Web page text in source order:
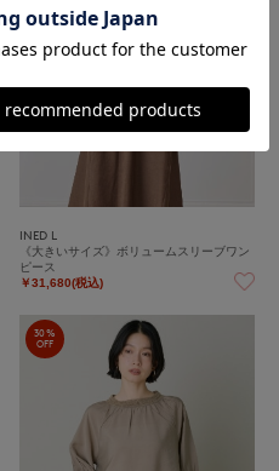
INED L
《大きいサイズ》ボリュームスリーブワン
ピース
￥31,680(税込)
30%
OFF